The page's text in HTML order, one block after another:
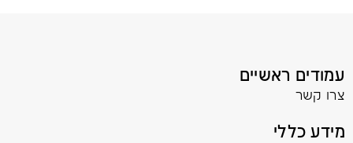
עמודים ראשיים
צרו קשר
מידע כללי